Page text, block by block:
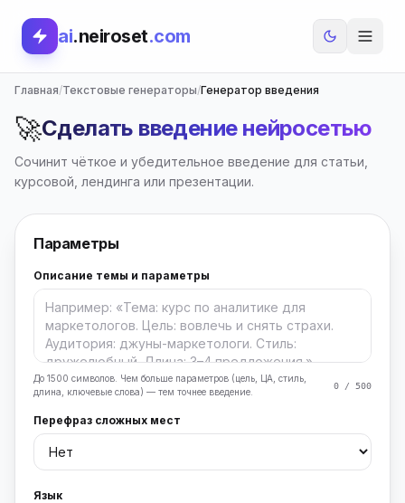
ai.neiroset.com
Главная/Текстовые генераторы/Генератор введения
🚀Сделать введение нейросетью
Сочинит чёткое и убедительное введение для статьи,
курсовой, лендинга или презентации.
Параметры
Описание темы и параметры
До 1500 символов. Чем больше параметров (цель, ЦА, стиль,
длина, ключевые слова) — тем точнее введение.
0 / 500
Перефраз сложных мест
Язык